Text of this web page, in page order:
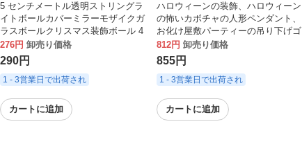
5 センチメートル透明ストリングラ
イトボールカバーミラーモザイクガ
ラスボールクリスマス装飾ボール 4
センチメートルプラスチック反射ボ
ール
276円 卸売り価格
290円
1 - 3営業日で出荷され
カートに追加
ハロウィーンの装飾、ハロウィーン
の怖いカボチャの人形ペンダント、
お化け屋敷パーティーの吊り下げゴ
ースト小道具。
812円 卸売り価格
855円
1 - 3営業日で出荷され
カートに追加